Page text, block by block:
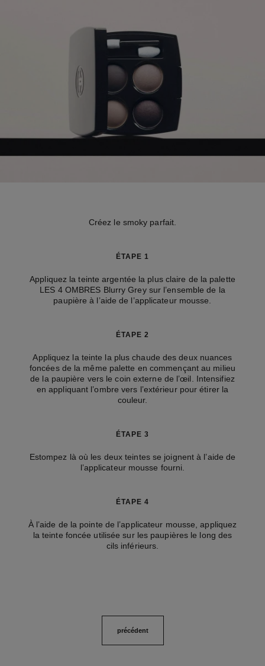
Créez le smoky parfait.
ÉTAPE 1
Appliquez la teinte argentée la plus claire de la palette
LES 4 OMBRES Blurry Grey sur l’ensemble de la
paupière à l’aide de l’applicateur mousse.
ÉTAPE 2
Appliquez la teinte la plus chaude des deux nuances
foncées de la même palette en commençant au milieu
de la paupière vers le coin externe de l’œil. Intensifiez
en appliquant l’ombre vers l’extérieur pour étirer la
couleur.
ÉTAPE 3
Estompez là où les deux teintes se joignent à l’aide de
l’applicateur mousse fourni.
ÉTAPE 4
À l’aide de la pointe de l’applicateur mousse, appliquez
la teinte foncée utilisée sur les paupières le long des
cils inférieurs.
précédent